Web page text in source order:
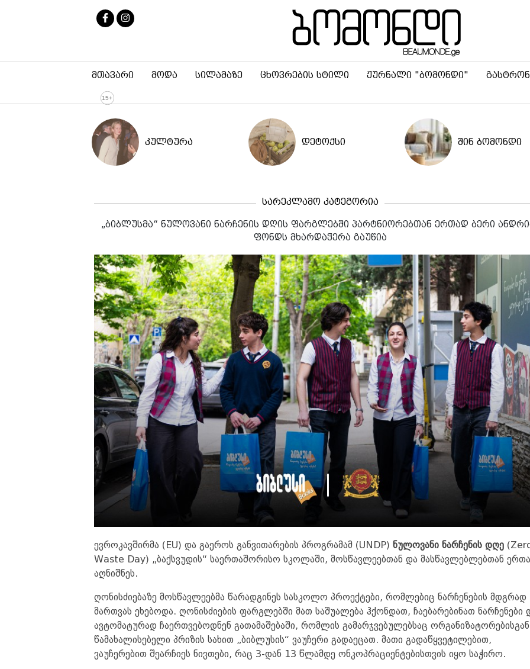
მთავარი მოდა სილამაზე ცხოვრების სტილი ჟურნალი "ბომონდი"
კულტურა დეტოქსი შინ ბომონდი
სარეკლამო კატეგორია
„ბიბლუსმა“ ნულოვანი ნარჩენის დღის ფარგლებში პარტნიორებთან ერთად ბერი
ფონდს მხარდაჭერა გაუწია
ევროკავშირმა (EU) და გაეროს განვითარების პროგრამამ (UNDP) ნულოვანი ნარჩენის დღე
Waste Day) „ბაქსვუდის“ საერთაშორისო სკოლაში, მოსწავლეებთან და მასწავლებლებთან
აღნიშნეს.
ღონისძიებაზე მოსწავლეებმა წარადგინეს სასკოლო პროექტები, რომლებიც ნარჩენების მდგრად
მართვას ეხებოდა. ღონისძიების ფარგლებში მათ საშუალება ჰქონდათ, ჩაებარებინათ ნარჩენები
ავტომატურად ჩაერთვებოდნენ გათამაშებაში, რომლის გამარჯვებულებსაც ორგანიზატორებისგან
წამახალისებელი პრიზის სახით „ბიბლუსის“ ვაუჩერი გადაეცათ. მათი გადაწყვეტილებით,
ვაუჩერებით შეარჩიეს ნივთები, რაც 3-დან 13 წლამდე ონკოპრაციენტებისთვის იყო საჭირო.